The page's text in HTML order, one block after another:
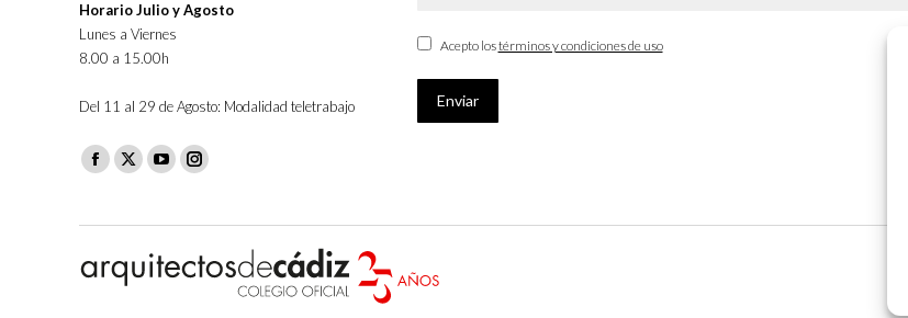
Horario Julio y Agosto
Lunes a Viernes
8.00 a 15.00h
Del 11 al 29 de Agosto: Modalidad teletrabajo
Facebook
opens
in
X
opens
in
YouTube
opens
in
Instagram
opens
in
Acepto lostérminos y condiciones de uso
Enviar